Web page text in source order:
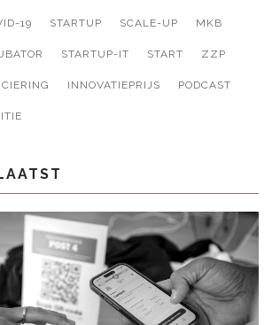
19 STARTUP SCALE-UP MKB
STARTUP-IT START ZZP
INNOVATIEPRIJS PODCAST